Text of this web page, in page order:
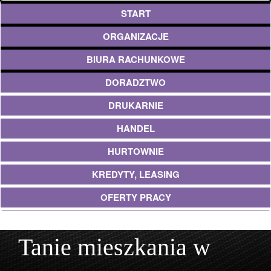
START
ORGANIZACJE
BIURA RACHUNKOWE
DORADZTWO
DRUKARNIE
HANDEL
HURTOWNIE
KREDYTY, LEASING
OFERTY PRACY
EKOLOGIA
ARCHITEKTURA
Tanie mieszkania w